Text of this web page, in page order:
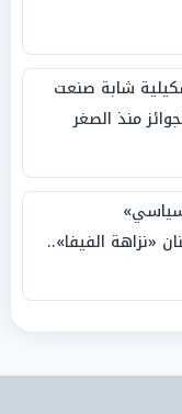
شابة صنعت
منذ الصغر
«نزاهة الفيفا»..